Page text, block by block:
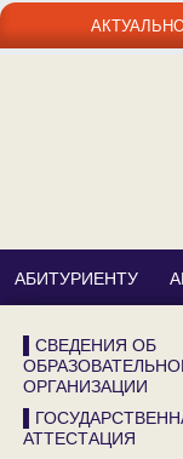
АБИТУРИЕНТУ
▌СВЕДЕНИЯ ОБ
ОРГАНИЗАЦИИ
АТТЕСТАЦИЯ